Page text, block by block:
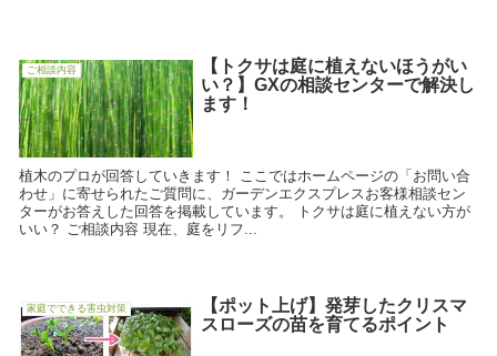
ご相談内容
【トクサは庭に植えないほうがい
い？】GXの相談センターで解決し
ます！
植木のプロが回答していきます！ ここではホームページの「お問い合
わせ」に寄せられたご質問に、ガーデンエクスプレスお客様相談セン
ターがお答えした回答を掲載しています。 トクサは庭に植えない方が
いい？ ご相談内容 現在、庭をリフ...
家庭でできる害虫対策
【ポット上げ】発芽したクリスマ
スローズの苗を育てるポイント